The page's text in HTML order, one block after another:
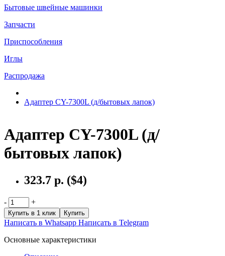
Бытовые швейные машинки
Запчасти
Приспособления
Иглы
Распродажа
Адаптер CY-7300L (д/бытовых лапок)
Адаптер CY-7300L (д/
бытовых лапок)
323.7 р. ($4)
- +
Купить в 1 клик Купить
Написать в Whatsapp Написать в Telegram
Основные характеристики